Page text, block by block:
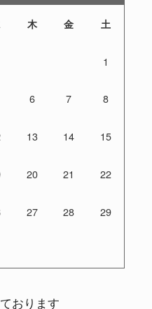
木 金 土
1
6 7 8
13 14 15
20 21 22
27 28 29
おります